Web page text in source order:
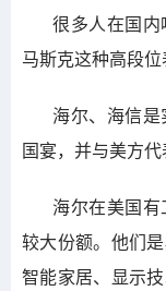
很多人在国
马斯克这种高段位
海尔、海信
国宴，并与美方代
海尔在美国
较大份额。他们
智能家居、显示